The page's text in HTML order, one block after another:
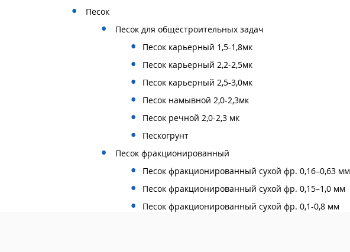
Песок
Песок для общестроительных задач
Песок карьерный 1,5-1,8мк
Песок карьерный 2,2-2,5мк
Песок карьерный 2,5-3,0мк
Песок намывной 2,0-2,3мк
Песок речной 2,0-2,3 мк
Пескогрунт
Песок фракционированный
Песок фракционированный сухой фр. 0,16–0,63 мм
Песок фракционированный сухой фр. 0,15–1,0 мм
Песок фракционированный сухой фр. 0,1-0,8 мм